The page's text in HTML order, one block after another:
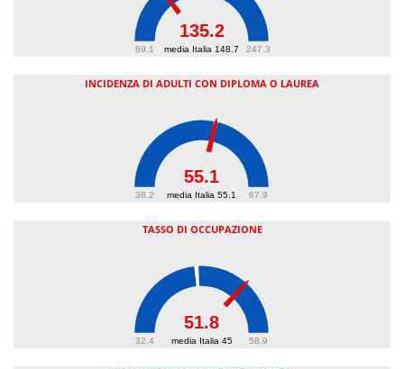
media Italia 148.7
135.2
89.1 247.3
INCIDENZA DI ADULTI CON DIPLOMA O LAUREA
media Italia 55.1
55.1
38.2 67.9
TASSO DI OCCUPAZIONE
media Italia 45
51.8
32.4 58.9